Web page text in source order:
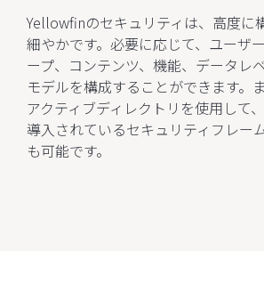
Yellowfinのセキュリティは、高度に
細やかです。必要に応じて、ユーザ
ープ、コンテンツ、機能、データレ
モデルを構成することができます。
アクティブディレクトリを使用して
導入されているセキュリティフレー
も可能です。